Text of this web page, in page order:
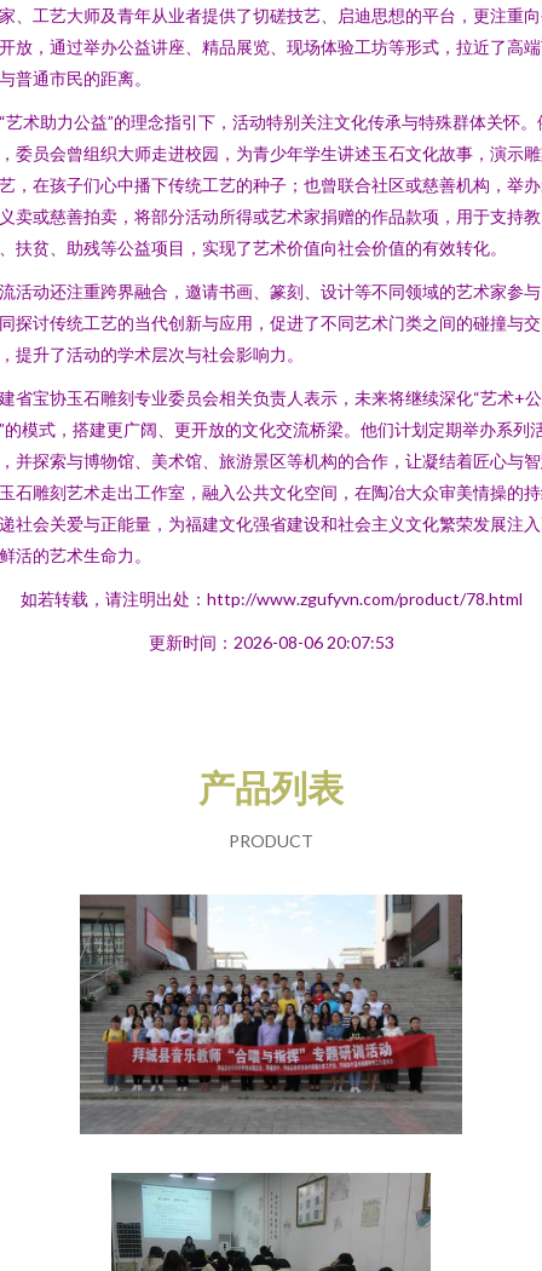
、工艺大师及青年从业者提供了切磋技艺、启迪思想的平台，更注重
放，通过举办公益讲座、精品展览、现场体验工坊等形式，拉近了高
普通市民的距离。
艺术助力公益”的理念指引下，活动特别关注文化传承与特殊群体关怀。
委员会曾组织大师走进校园，为青少年学生讲述玉石文化故事，演示
，在孩子们心中播下传统工艺的种子；也曾联合社区或慈善机构，举
卖或慈善拍卖，将部分活动所得或艺术家捐赠的作品款项，用于支持教
扶贫、助残等公益项目，实现了艺术价值向社会价值的有效转化。
活动还注重跨界融合，邀请书画、篆刻、设计等不同领域的艺术家参
探讨传统工艺的当代创新与应用，促进了不同艺术门类之间的碰撞与交
提升了活动的学术层次与社会影响力。
省宝协玉石雕刻专业委员会相关负责人表示，未来将继续深化“艺术+公
的模式，搭建更广阔、更开放的文化交流桥梁。他们计划定期举办系列
并探索与博物馆、美术馆、旅游景区等机构的合作，让凝结着匠心与
石雕刻艺术走出工作室，融入公共文化空间，在陶冶大众审美情操的
社会关爱与正能量，为福建文化强省建设和社会主义文化繁荣发展注
活的艺术生命力。
如若转载，请注明出处：http://www.zgufyvn.com/product/78.html
更新时间：2026-08-06 20:07:53
产品列表
PRODUCT